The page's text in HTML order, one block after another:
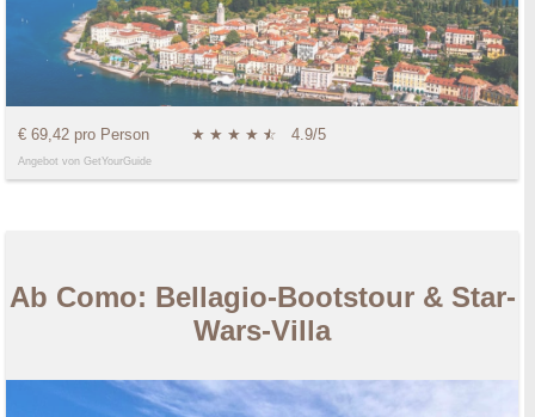
€ 69,42 pro Person ★ ★ ★ ★ ★
☆ 4.9/5
Angebot von GetYourGuide
Ab Como: Bellagio-Bootstour & Star-
Wars-Villa